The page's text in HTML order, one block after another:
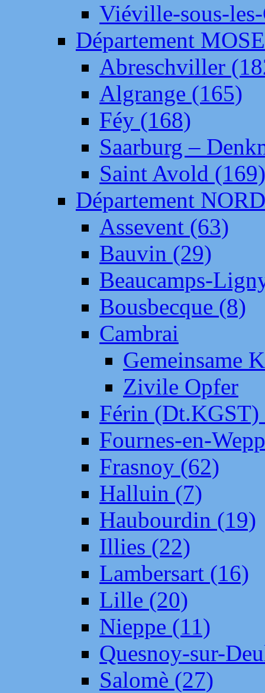
Viéville-sous-
Département
Abreschviller
Algrange (165)
Féy (168)
Saarburg –
Saint Avold (169)
Département NORD
Assevent (63)
Bauvin (29)
Beaucamps-
Bousbecque (8)
Cambrai
Gemeinsame
Zivile Opfer
Férin (Dt.KGST)
Fournes-en-
Frasnoy (62)
Halluin (7)
Haubourdin (19)
Illies (22)
Lambersart (16)
Lille (20)
Nieppe (11)
Quesnoy-sur-
Salomè (27)